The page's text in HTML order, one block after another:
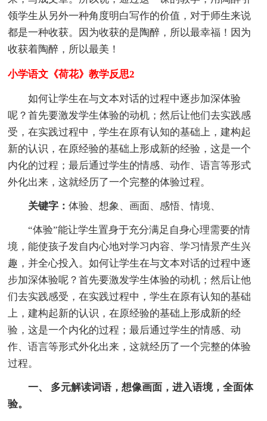
领学生从另外一种角度明白写作的价值，对于师生来说
都是一种收获。因为收获的是陶醉，所以最幸福！因为
收获着陶醉，所以最美！
小学语文《荷花》教学反思2
如何让学生在与文本对话的过程中逐步加深体验
呢？首先要激发学生体验的动机；然后让他们去实践感
受，在实践过程中，学生在原有认知的基础上，建构起
新的认识，在原经验的基础上形成新的经验，这是一个
内化的过程；最后通过学生的情感、动作、语言等形式
外化出来，这就经历了一个完整的体验过程。
关键字：体验、想象、画面、感悟、情境、
“体验”能让学生置身于充分满足自身心理需要的情
境，能使孩子发自内心地对学习内容、学习情景产生兴
趣，并全心投入。如何让学生在与文本对话的过程中逐
步加深体验呢？首先要激发学生体验的动机；然后让他
们去实践感受，在实践过程中，学生在原有认知的基础
上，建构起新的认识，在原经验的基础上形成新的经
验，这是一个内化的过程；最后通过学生的情感、动
作、语言等形式外化出来，这就经历了一个完整的体验
过程。
一、 多元解读词语，想像画面，进入语境，全面体
验。